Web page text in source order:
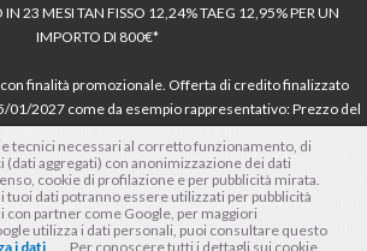
IN 23 MESI TAN FISSO 12,24% TAEG 12,95% PER UN
IMPORTO DI 800€*
finalità promozionale. Offerta di credito finalizzato
01/2027 come da esempio rappresentativo: Prezzo del
Taeg 12,95%, in 23 rate da € 40 costi accessori
totale del credito € 800. Importo totale dovuto dal
media della prima rata a 90 giorni. Al fine di gestire
e di conoscere eventuali altre offerte disponibili,
di sottoscrivere il contratto, di prendere visione di
tecnici necessari al corretto funzionamento, di
aggregati) con anonimizzazione dei dati
cookie di profilazione e per pubblicità mirata.
tuoi dati potranno essere utilizzati per pubblicità
con partner come Google, per maggiori
utilizza i dati personali, puoi consultare questo
i dati . Per conoscere tutti i dettagli sui cookie